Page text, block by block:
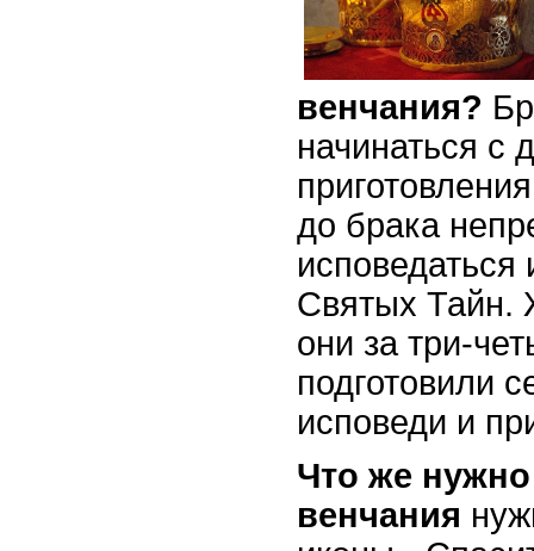
венчания?
начинаться с
до брака
исповедаться
Святых Тайн.
они за три-
подготовили
исповеди и
Что же
венчания